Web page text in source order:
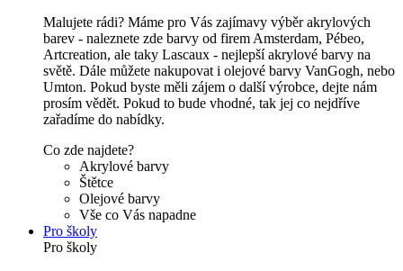
Malujete rádi? Máme pro Vás zajímavy výběr akrylových
barev - naleznete zde barvy od firem Amsterdam, Pébeo,
Artcreation, ale taky Lascaux - nejlepší akrylové barvy na
světě. Dále můžete nakupovat i olejové barvy VanGogh, nebo
Umton. Pokud byste měli zájem o další výrobce, dejte nám
prosím vědět. Pokud to bude vhodné, tak jej co nejdříve
zařadíme do nabídky.
Co zde najdete?
Akrylové barvy
Štětce
Olejové barvy
Vše co Vás napadne
Pro školy
Pro školy